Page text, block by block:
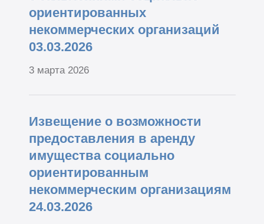
ориентированных
некоммерческих организаций
03.03.2026
3 марта 2026
Извещение о возможности
предоставления в аренду
имущества социально
ориентированным
некоммерческим организациям
24.03.2026